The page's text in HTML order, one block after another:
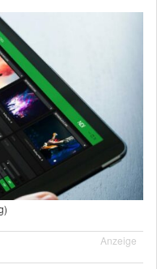
Anzeige